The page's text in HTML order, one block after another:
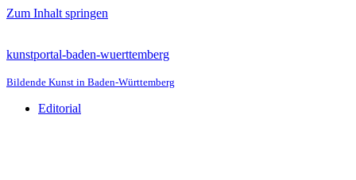
Zum Inhalt springen
kunstportal-baden-wuerttemberg
Bildende Kunst in Baden-Württemberg
Editorial